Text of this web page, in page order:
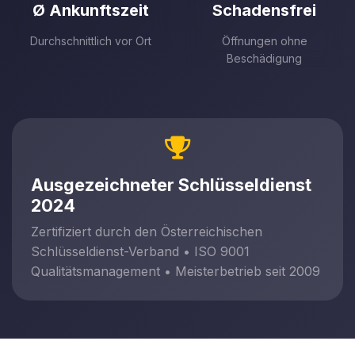
Ø Ankunftszeit
Durchschnittlich vor Ort
Schadensfrei
Öffnungen ohne
Beschädigung
Ausgezeichneter Schlüsseldienst
2024
Zertifiziert durch den Österreichischen
Schlüsseldienst-Verband • ISO 9001
Qualitätsmanagement • Meisterbetrieb seit 2009